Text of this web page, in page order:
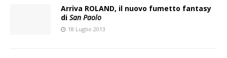
Arriva ROLAND, il nuovo fumetto fantasy
di San Paolo
18 Luglio 2013